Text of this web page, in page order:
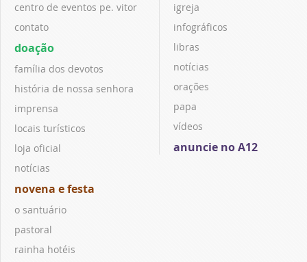
centro de eventos pe. vitor
contato
doação
família dos devotos
história de nossa senhora
imprensa
locais turísticos
loja oficial
notícias
novena e festa
o santuário
pastoral
rainha hotéis
igreja
infográficos
libras
notícias
orações
papa
vídeos
anuncie no A12